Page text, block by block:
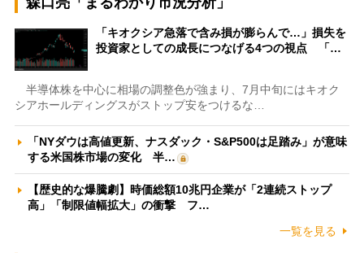
「キオクシア急落で含み損が膨らんで…」損失を
投資家としての成長につなげる4つの視点 「…
半導体株を中心に相場の調整色が強まり、7月中旬にはキオク
シアホールディングスがストップ安をつけるな…
「NYダウは高値更新、ナスダック・S&P500は足踏み」が意味
する米国株市場の変化 半…
【歴史的な爆騰劇】時価総額10兆円企業が「2連続ストップ
高」「制限値幅拡大」の衝撃 フ…
一覧を見る